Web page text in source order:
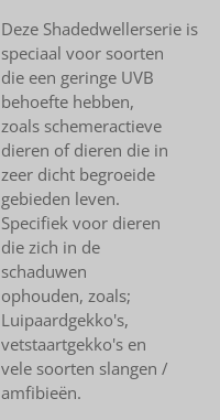
Deze Shadedwellerserie is
speciaal voor soorten
die een geringe UVB
behoefte hebben,
zoals schemeractieve
dieren of dieren die in
zeer dicht begroeide
gebieden leven.
Specifiek voor dieren
die zich in de
schaduwen
ophouden, zoals;
Luipaardgekko's,
vetstaartgekko's en
vele soorten slangen /
amfibieën.